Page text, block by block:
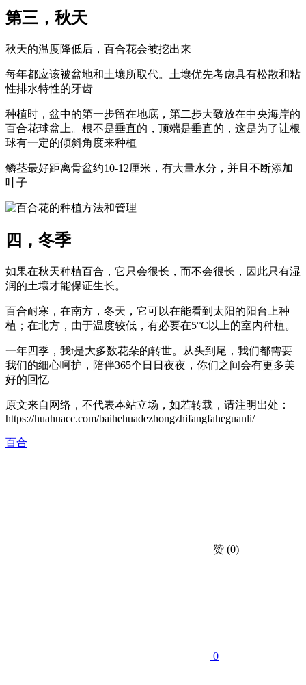
第三，秋天
秋天的温度降低后，百合花会被挖出来
每年都应该被盆地和土壤所取代。土壤优先考虑具有松散和粘
性排水特性的牙齿
种植时，盆中的第一步留在地底，第二步大致放在中央海岸的
百合花球盆上。根不是垂直的，顶端是垂直的，这是为了让根
球有一定的倾斜角度来种植
鳞茎最好距离骨盆约10-12厘米，有大量水分，并且不断添加
叶子
四，冬季
如果在秋天种植百合，它只会很长，而不会很长，因此只有湿
润的土壤才能保证生长。
百合耐寒，在南方，冬天，它可以在能看到太阳的阳台上种
植；在北方，由于温度较低，有必要在5°C以上的室内种植。
一年四季，我t是大多数花朵的转世。从头到尾，我们都需要
我们的细心呵护，陪伴365个日日夜夜，你们之间会有更多美
好的回忆
原文来自网络，不代表本站立场，如若转载，请注明出处：
https://huahuacc.com/baihehuadezhongzhifangfaheguanli/
百合
赞 (0)
0